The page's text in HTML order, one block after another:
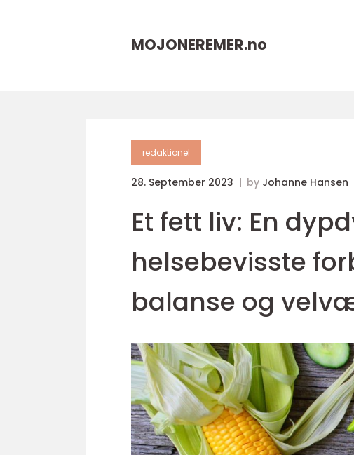
MOJONEREMER.no
redaktionel
28. September 2023 by Johanne Hansen
Et fett liv: En
helsebevisste
balanse og